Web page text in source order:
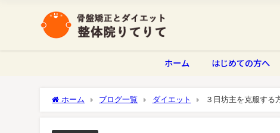
ホーム はじめての方へ
ホーム ブログ一覧 ダイエット ３日坊主を克服する